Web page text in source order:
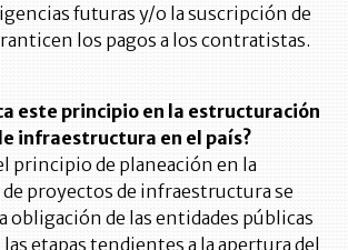
futuras y/o la suscripción de
los pagos a los contratistas.
este principio en la estructuración
infraestructura en el país?
principio de planeación en la
proyectos de infraestructura se
obligación de las entidades públicas
etapas tendientes a la apertura del